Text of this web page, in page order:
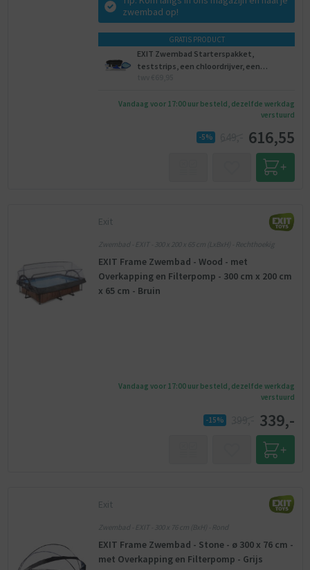
zwembad op!
GRATIS PRODUCT
EXIT Zwembad Starterspakket,
teststrips, een chloordrijver, een
Vandaag voor 17:00 uur besteld, dezelfde werkdag
verstuurd
-5% 616,55
Exit
Zwembad - EXIT - 300 x 200 x 65 cm (LxBxH) - Rechthoekig
EXIT Frame Zwembad - Wood - met
Overkapping en Filterpomp - 300 cm x 200 cm
x 65 cm - Bruin
Vandaag voor 17:00 uur besteld, dezelfde werkdag
verstuurd
-15% 339,-
Exit
Zwembad - EXIT - 300 x 76 cm (BxH) - Rond
EXIT Frame Zwembad - Stone - ø 300 x 76 cm -
met Overkapping en Filterpomp - Grijs